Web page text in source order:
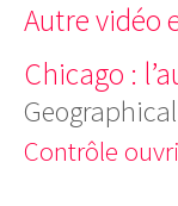
Autre vidéo
Chicago :
Contrôle